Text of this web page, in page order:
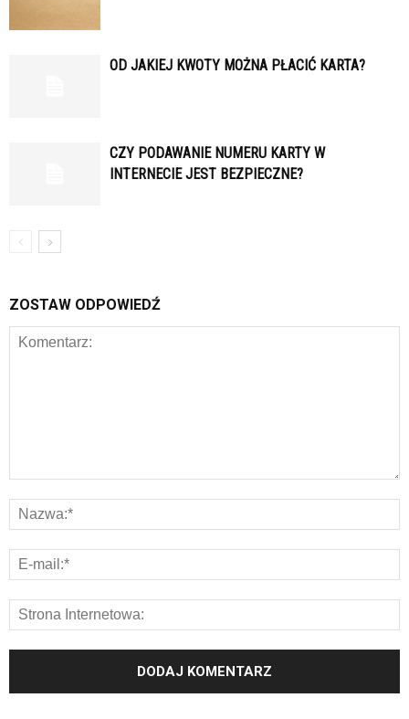
OD JAKIEJ KWOTY MOŻNA PŁACIĆ KARTA?
CZY PODAWANIE NUMERU KARTY W
INTERNECIE JEST BEZPIECZNE?
ZOSTAW ODPOWIEDŹ